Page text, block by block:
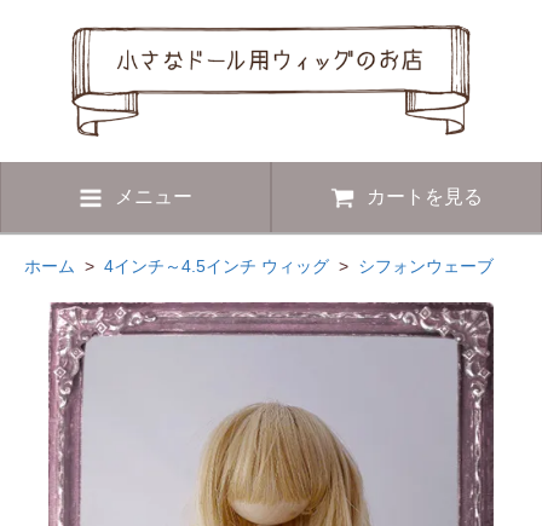
メニュー カートを見る
ホーム > 4インチ～4.5インチ ウィッグ > シフォンウェーブ